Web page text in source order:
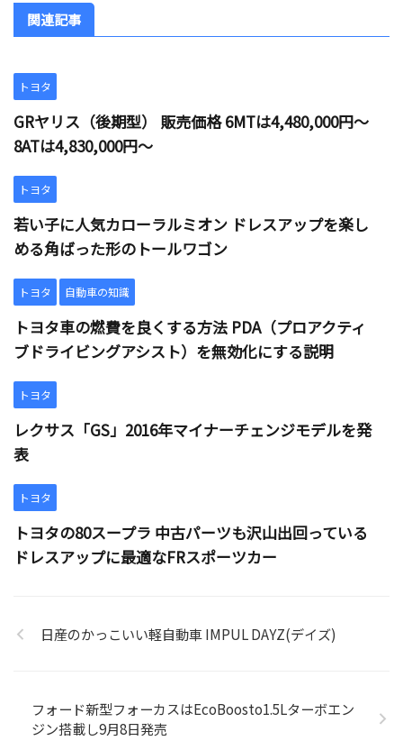
関連記事
トヨタ
GRヤリス（後期型） 販売価格 6MTは4,480,000円～
8ATは4,830,000円～
トヨタ
若い子に人気カローラルミオン ドレスアップを楽し
める角ばった形のトールワゴン
トヨタ 自動車の知識
トヨタ車の燃費を良くする方法 PDA（プロアクティ
ブドライビングアシスト）を無効化にする説明
トヨタ
レクサス「GS」2016年マイナーチェンジモデルを発
表
トヨタ
トヨタの80スープラ 中古パーツも沢山出回っている
ドレスアップに最適なFRスポーツカー
日産のかっこいい軽自動車 IMPUL DAYZ(デイズ)
フォード新型フォーカスはEcoBoosto1.5Lターボエン
ジン搭載し9月8日発売